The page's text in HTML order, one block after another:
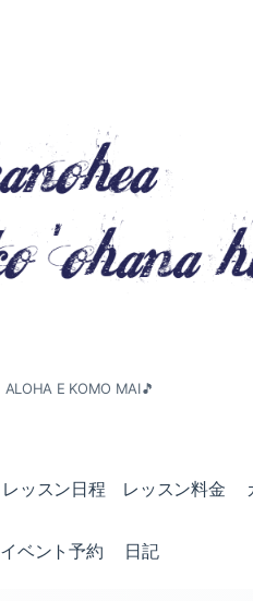
ALOHA E KOMO MAI🎵
レッスン日程 レッスン料金
イベント予約 日記